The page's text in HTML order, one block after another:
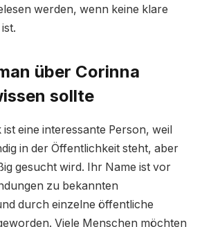
werden, wenn keine klare
über Corinna
sollte
eine interessante Person, weil
in der Öffentlichkeit steht, aber
gesucht wird. Ihr Name ist vor
zu bekannten
durch einzelne öffentliche
Viele Menschen möchten